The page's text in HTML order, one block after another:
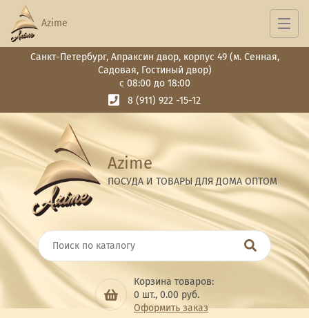
Санкт-Петербург, Апраксин двор, корпус 49 (м. Сенная,
Садовая, Гостиный двор)
с 08:00 до 18:00
8 (911) 922 -15-12
Azime
ПОСУДА И ТОВАРЫ ДЛЯ ДОМА ОПТОМ
Корзина товаров:
0 шт., 0.00 руб.
Оформить заказ
Azime